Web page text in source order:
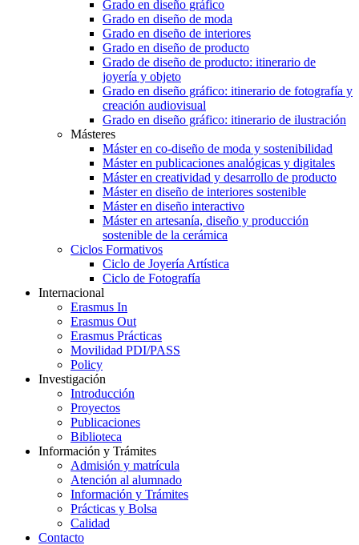
Grado en diseño gráfico
Grado en diseño de moda
Grado en diseño de interiores
Grado en diseño de producto
Grado de diseño de producto: itinerario de
joyería y objeto
Grado en diseño gráfico: itinerario de fotografía y
creación audiovisual
Grado en diseño gráfico: itinerario de ilustración
Másteres
Máster en co-diseño de moda y sostenibilidad
Máster en publicaciones analógicas y digitales
Máster en creatividad y desarrollo de producto
Máster en diseño de interiores sostenible
Máster en diseño interactivo
Máster en artesanía, diseño y producción
sostenible de la cerámica
Ciclos Formativos
Ciclo de Joyería Artística
Ciclo de Fotografía
Internacional
Erasmus In
Erasmus Out
Erasmus Prácticas
Movilidad PDI/PASS
Policy
Investigación
Introducción
Proyectos
Publicaciones
Biblioteca
Información y Trámites
Admisión y matrícula
Atención al alumnado
Información y Trámites
Prácticas y Bolsa
Calidad
Contacto